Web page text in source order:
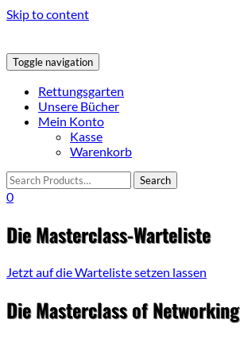
Skip to content
Toggle navigation
Rettungsgarten
Unsere Bücher
Mein Konto
Kasse
Warenkorb
0
Die Masterclass-Warteliste
Jetzt auf die Warteliste setzen lassen
Die Masterclass of Networking